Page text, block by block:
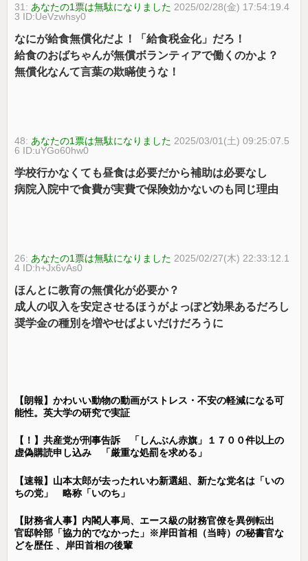
31: あなたの1票は無駄になりました 2025/02/28(金) 17:54:19.4
3 ID:UeVzwhsy0
なにが給食無償化だよ！「給食税金化」だろ！
給食のおばちゃんが無償ボランティアで働くのかよ？
無償化なんて言葉の欺瞞使うな！
48: あなたの1票は無駄になりました 2025/03/01(土) 09:25:07.5
6 ID:uYGo60hw0
学校行かなくても昼食は必要だから補助は必要なし
病院入院中で食費が実費で保険効かないのも同じ理由
26: あなたの1票は無駄になりました 2025/02/27(木) 22:33:12.1
4 ID:h+Jx6vAs0
ほんとに教育の無償化が必要か？
成人の収入を安定させるほうがよっぽど効果あるだろし
奨学金の種別を増やせばよいだけだろうに
【朗報】かわいい動物の動画がストレス・不安の軽減になる可
能性。英大学の研究で実証
【！】共産党が刑事告訴 「しんぶん赤旗」１７００件以上の
虚偽購読申し込み 「厳重な処罰を求める」
【速報】山本太郎が去ったれいわ新選組、新たな党名は「いの
ちの党」 略称「いのち」
【財務省人事】内閣人事局、エース級の財務官僚を異例転出
官邸幹部「協力的でなかった」※岸田首相（当時）の秘書官な
どを歴任 、岸田首相の後輩